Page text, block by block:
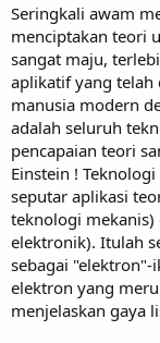
Seringkali awam
menciptakan teori
sangat maju,
aplikatif yang
manusia modern
adalah seluruh
pencapaian teori
Einstein !
seputar aplikasi
teknologi
elektronik). Itulah
sebagai "elektron"-
elektron yang
menjelaskan gaya